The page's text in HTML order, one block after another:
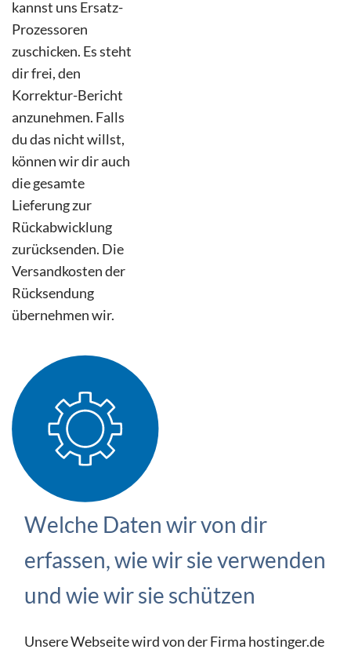
kannst uns Ersatz-
Prozessoren
zuschicken. Es steht
dir frei, den
Korrektur-Bericht
anzunehmen. Falls
du das nicht willst,
können wir dir auch
die gesamte
Lieferung zur
Rückabwicklung
zurücksenden. Die
Versandkosten der
Rücksendung
übernehmen wir.
Welche Daten wir von dir
erfassen, wie wir sie verwenden
und wie wir sie schützen
Unsere Webseite wird von der Firma hostinger.de